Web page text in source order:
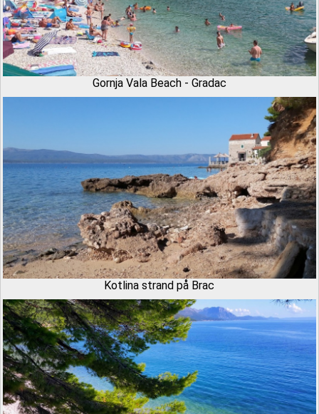
Gornja Vala Beach - Gradac
Kotlina strand på Brac